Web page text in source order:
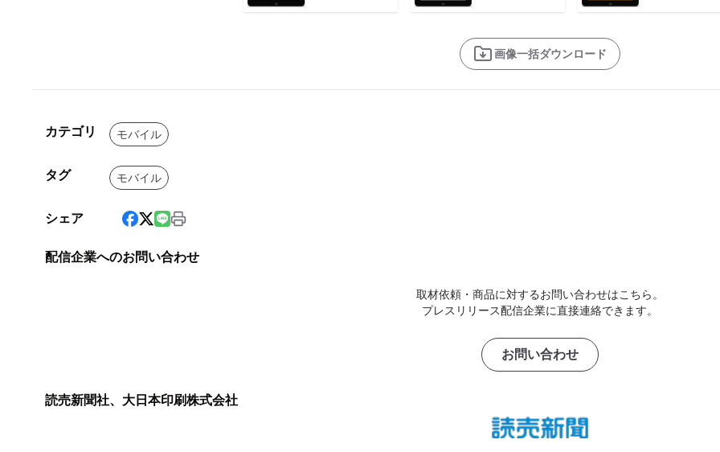
画像一括ダウンロード
カテゴリ モバイル
タグ モバイル
シェア
配信企業へのお問い合わせ
取材依頼・商品に対するお問い合わせはこちら。
プレスリリース配信企業に直接連絡できます。
お問い合わせ
読売新聞社、大日本印刷株式会社